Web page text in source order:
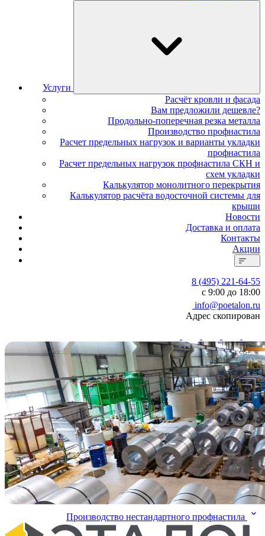
Услуги
Расчёт кровли и фасада
Вам предложили дешевле?
Продольно-поперечная резка металла
Производство профнастила
Расчет предельных нагрузок и варианты укладки
профнастила
Расчет предельных нагрузок профнастила СКН и
схем укладки
Калькулятор монолитного перекрытия
Калькулятор расчёта водосточной системы для
крыши
Новости
Доставка и оплата
Контакты
Акции
8 (495) 221-64-55
с 9:00 до 18:00
info@poetalon.ru
Адрес скопирован
Производство нестандартного профнастила